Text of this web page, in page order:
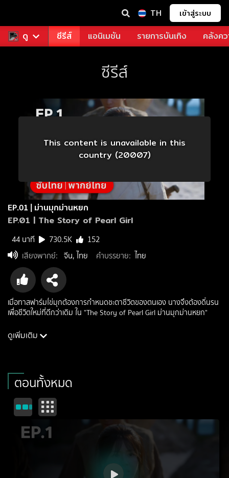
TH เข้าสู่ระบบ
ดูหนัง ซีรีส์ แอนิเมชัน รายการบันเทิง คลังค
ซีรีส์
This content is unavailable in this
country (20007)
EP.01 | ม่านมุกม่านหยก
EP.01 | The Story of Pearl Girl
44 นาที 730.5K
152
เสียงพากย์: จีน, ไทย คำบรรยาย: ไทย
เมื่อทาสฟาร์มไข่มุกต้องการกำหนดชะตาชีวิตของตนเอง นางจึงต้องดิ้นรน
เพื่อชีวิตใหม่ที่ดีกว่าเดิม ใน "The Story of Pearl Girl ม่านมุกม่านหยก"
นักแสดง: จ้าวลู่ซือ, หลิวอวี่หนิง, ถังเสี่ยวเทียน, ซ่างซินเยว่, เซี่ยเข่ออิน, ถัง
ดูเพิ่มเติม
ตอนทั้งหมด